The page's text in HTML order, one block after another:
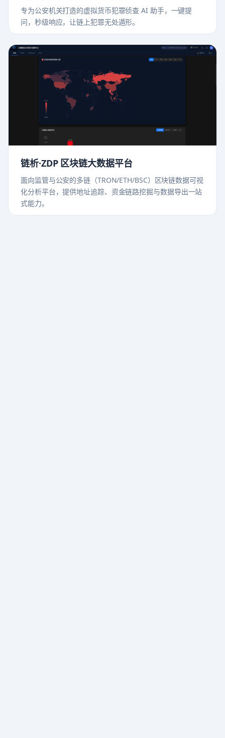
专为公安机关打造的虚拟货币犯罪侦查 AI 助手，一键提
问，秒级响应，让链上犯罪无处遁形。
链析·ZDP 区块链大数据平台
面向监管与公安的多链（TRON/ETH/BSC）区块链数据可视
化分析平台，提供地址追踪、资金链路挖掘与数据导出一站
式能力。